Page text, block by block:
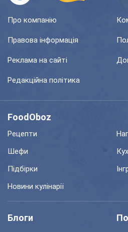
Про компанію
Правова інформація
Реклама на сайті
Редакційна політика
FoodOboz
Рецепти
Шефи
Підбірки
Новини кулінарії
Блоги